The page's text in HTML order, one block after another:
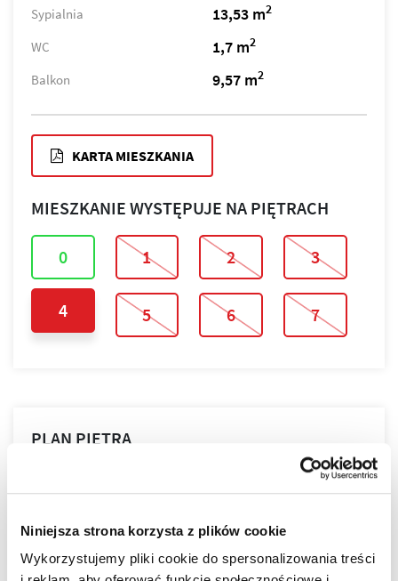
Niniejsza strona korzysta z plików cookie
Wykorzystujemy pliki cookie do spersonalizowania treści
Sypialnia 13,53 m2
WC 1,7 m2
Balkon 9,57 m2
KARTA MIESZKANIA
MIESZKANIE WYSTĘPUJE NA PIĘTRACH
0 1 2 3
4 5 6 7
PLAN PIĘTRA
PLAN MIESZKANIA